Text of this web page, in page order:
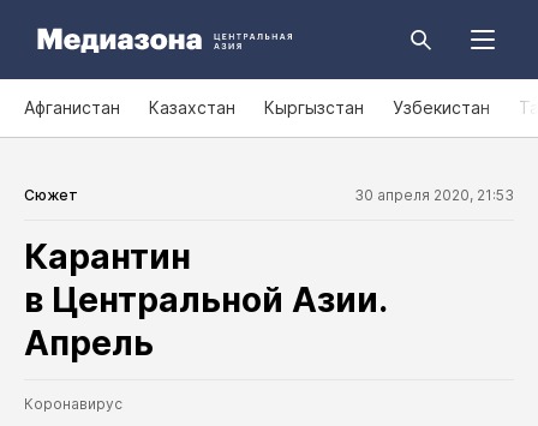
Афганистан Казахстан Кыргызстан Узбекистан
Сюжет 30 апреля 2020, 21:53
Карантин
в Центральной Азии.
Апрель
Коронавирус